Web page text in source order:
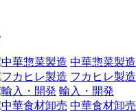
中華惣菜製造
フカヒレ製造
輸入・開発
中華食材卸売